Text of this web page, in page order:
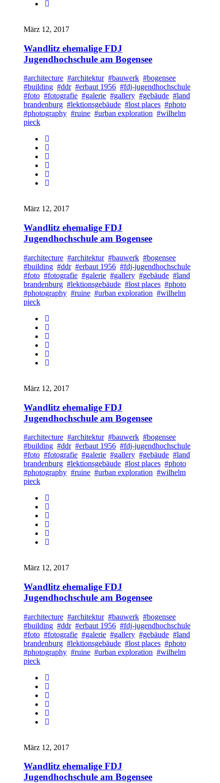
März 12, 2017
Wandlitz ehemalige FDJ
Jugendhochschule am Bogensee
#architecture #architektur #bauwerk #bogensee
#building #ddr #erbaut 1956 #fdj-jugendhochschule
#foto #fotografie #galerie #gallery #gebäude #land
brandenburg #lektionsgebäude #lost places #photo
#photography #ruine #urban exploration #wilhelm
pieck
März 12, 2017
Wandlitz ehemalige FDJ
Jugendhochschule am Bogensee
#architecture #architektur #bauwerk #bogensee
#building #ddr #erbaut 1956 #fdj-jugendhochschule
#foto #fotografie #galerie #gallery #gebäude #land
brandenburg #lektionsgebäude #lost places #photo
#photography #ruine #urban exploration #wilhelm
pieck
März 12, 2017
Wandlitz ehemalige FDJ
Jugendhochschule am Bogensee
#architecture #architektur #bauwerk #bogensee
#building #ddr #erbaut 1956 #fdj-jugendhochschule
#foto #fotografie #galerie #gallery #gebäude #land
brandenburg #lektionsgebäude #lost places #photo
#photography #ruine #urban exploration #wilhelm
pieck
März 12, 2017
Wandlitz ehemalige FDJ
Jugendhochschule am Bogensee
#architecture #architektur #bauwerk #bogensee
#building #ddr #erbaut 1956 #fdj-jugendhochschule
#foto #fotografie #galerie #gallery #gebäude #land
brandenburg #lektionsgebäude #lost places #photo
#photography #ruine #urban exploration #wilhelm
pieck
März 12, 2017
Wandlitz ehemalige FDJ
Jugendhochschule am Bogensee